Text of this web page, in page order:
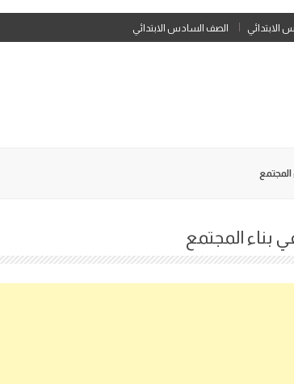
Skip
to
الابتدائي الصف السادس الابتدائي
المجتمع